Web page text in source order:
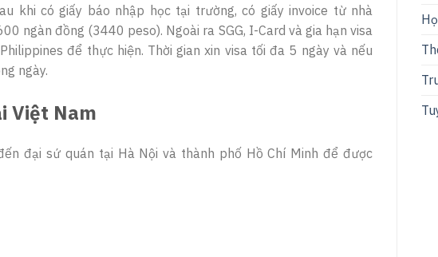
khi có giấy báo nhập học tại trường, có giấy invoice từ nhà
ngàn đồng (3440 peso). Ngoài ra SGG, I-Card và gia hạn visa
để thực hiện. Thời gian xin visa tối đa 5 ngày và nếu
ngày.
Việt Nam
đại sứ quán tại Hà Nội và thành phố Hồ Chí Minh để được